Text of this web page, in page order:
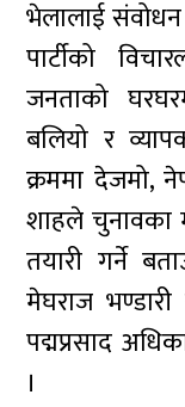
भेलालाई
पार्टीको
जनताको
बलियो र
क्रममा देजमो,
शाहले चुनावका
तयारी गर्ने
मेघराज
पद्मप्रसाद
।